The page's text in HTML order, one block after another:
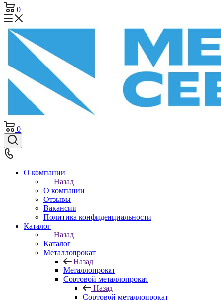
0
0
О компании
Назад
О компании
Отзывы
Вакансии
Политика конфиденциальности
Каталог
Назад
Каталог
Металлопрокат
Назад
Металлопрокат
Сортовой металлопрокат
Назад
Сортовой металлопрокат